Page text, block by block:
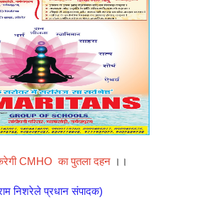
CMHO का पुतला दहन ।।
निशरेले प्रधान संपादक)